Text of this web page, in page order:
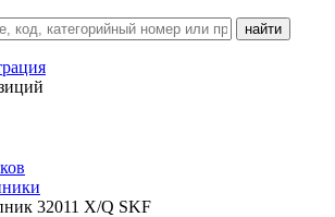
32011 X/Q SKF